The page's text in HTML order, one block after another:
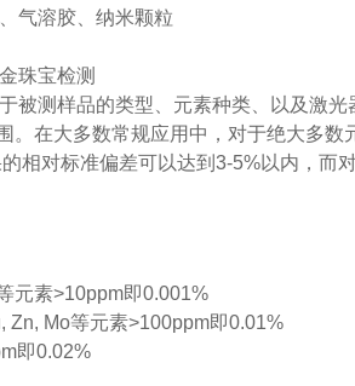
气溶胶、纳米颗粒
珠宝检测
被测样品的类型、元素种类、以及激
。在大多数常规应用中，对于绝大多
相对标准偏差可以达到3-5%以内，而
元素>10ppm即0.001%
Zn, Mo等元素>100ppm即0.01%
即0.02%